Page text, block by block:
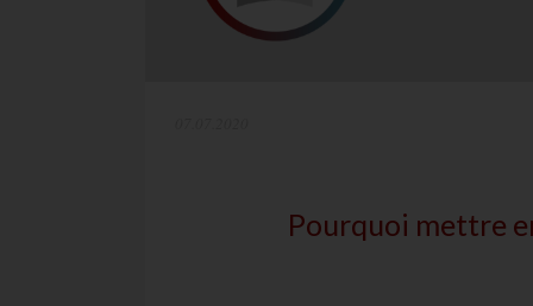
Pourquoi mettre